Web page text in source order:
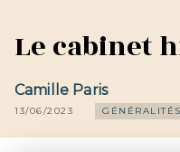
Le cabinet
Camille Paris
13/06/2023